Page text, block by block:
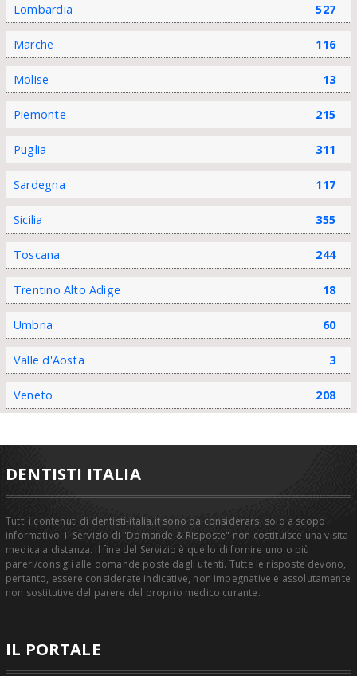
Lombardia 527
Marche 116
Molise 13
Piemonte 215
Puglia 311
Sardegna 117
Sicilia 355
Toscana 244
Trentino Alto Adige 18
Umbria 60
Valle d'Aosta 3
Veneto 208
DENTISTI ITALIA
Tutti i contenuti di dentisti-italia.it sono da considerarsi solo a scopo
informativo. Il Servizio di "Domande & Risposte" non costituisce una visita
medica a distanza. Il fine del Servizio è quello di fornire uno o più
pareri/consigli alle domande poste dagli utenti. Tutte le risposte devono,
pertanto, essere considerate indicative, non impegnative e assolutamente
non sostitutive del parere del proprio medico curante.
IL PORTALE